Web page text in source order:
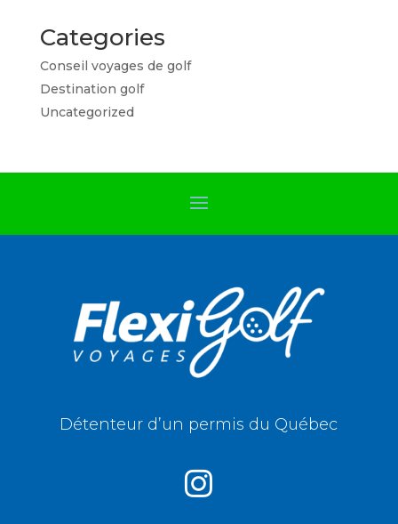
Categories
Conseil voyages de golf
Destination golf
Uncategorized
Détenteur d’un permis du Québec
